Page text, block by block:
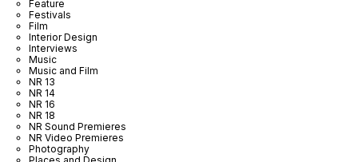
Feature
Festivals
Film
Interior Design
Interviews
Music
Music and Film
NR 13
NR 14
NR 16
NR 18
NR Sound Premieres
NR Video Premieres
Photography